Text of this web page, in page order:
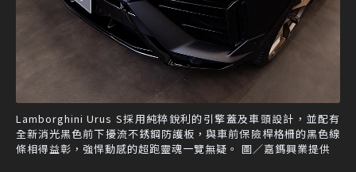
Lamborghini Urus S採用純粹銳利的引擎蓋及車頭設計，並配有
全新消光黑色前下擾流不銹鋼防護板，與車前保險桿格柵的黑色線
條相得益彰，強悍動感的超跑靈魂一覽無疑。 圖／嘉鎷興業提供